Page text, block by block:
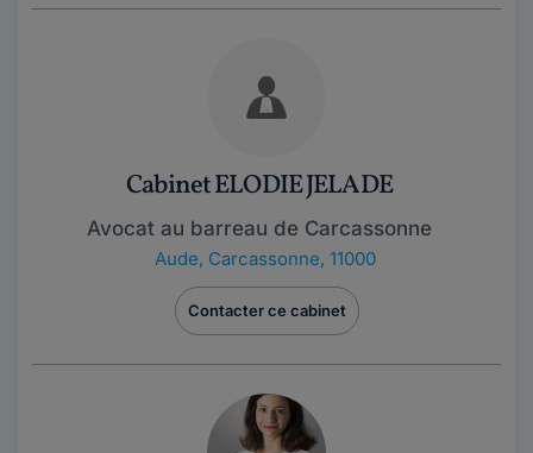
Cabinet ELODIE JELADE
Avocat au barreau de Carcassonne
Aude, Carcassonne, 11000
Contacter ce cabinet